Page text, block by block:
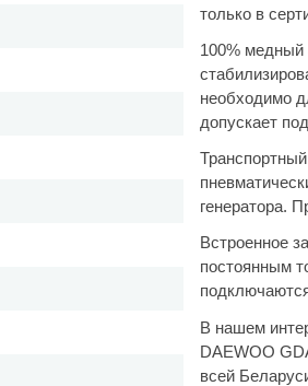
только в
100% медный
необходимо
допускает
генератора.
Встроенное
постоянным
В нашем
DAEWOO
всей